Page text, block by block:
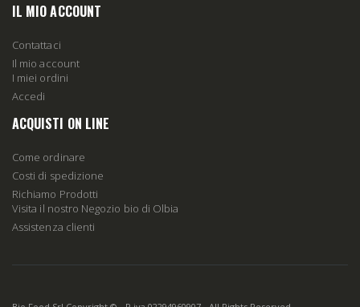
IL MIO ACCOUNT
Contattaci
Il mio account
I miei ordini
Accedi
ACQUISTI ON LINE
Come ordinare
Costi di spedizione
Richiamo Prodotti
Visita il nostro Negozio bio di Olbia
Assistenza clienti